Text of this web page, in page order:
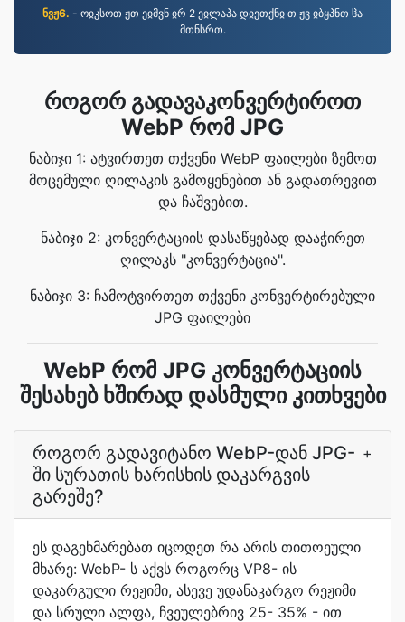
ნვჟ6. - ოჲკსოთ ჟთ ეჲმვნ ჲრ 2 ეჲლაპა დჲეთქნჲ თ ჟვ ჲბყპნთ ჱა
მთნსრთ.
როგორ გადავაკონვერტიროთ
WebP რომ JPG
ნაბიჯი 1: ატვირთეთ თქვენი WebP ფაილები ზემოთ
მოცემული ღილაკის გამოყენებით ან გადათრევით
და ჩაშვებით.
ნაბიჯი 2: კონვერტაციის დასაწყებად დააჭირეთ
ღილაკს "კონვერტაცია".
ნაბიჯი 3: ჩამოტვირთეთ თქვენი კონვერტირებული
JPG ფაილები
WebP რომ JPG კონვერტაციის
შესახებ ხშირად დასმული კითხვები
როგორ გადავიტანო WebP-დან JPG-
ში სურათის ხარისხის დაკარგვის
გარეშე?
+
ეს დაგეხმარებათ იცოდეთ რა არის თითოეული
მხარე: WebP- ს აქვს როგორც VP8- ის
დაკარგული რეჟიმი, ასევე უდანაკარგო რეჟიმი
და სრული ალფა, ჩვეულებრივ 25- 35% - ით